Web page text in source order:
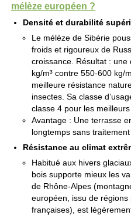
mélèze européen ?
Densité et durabilité
Le mélèze de Sibérie
froids et rigoureux de
croissance. Résultat :
kg/m³ contre 550-600 kg/
meilleure résistance
insectes. Sa classe
classe 4 pour les meilleurs
Avantage : Une terrasse
longtemps sans traitement
Résistance au climat
Habitué aux hivers
bois supporte mieux les
de Rhône-Alpes
européen, issu de
françaises), est